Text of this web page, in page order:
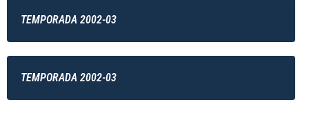
TEMPORADA 2002-03
TEMPORADA 2002-03